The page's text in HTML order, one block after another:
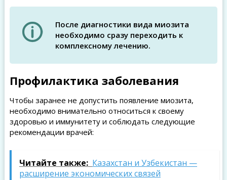
После диагностики вида миозита
необходимо сразу переходить к
комплексному лечению.
Профилактика заболевания
Чтобы заранее не допустить появление миозита,
необходимо внимательно относиться к своему
здоровью и иммунитету и соблюдать следующие
рекомендации врачей:
Читайте также: Казахстан и Узбекистан —
расширение экономических связей